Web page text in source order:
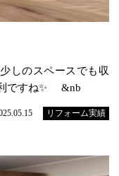
しのスペースでも収
ですね✨ &nb
リフォーム実績